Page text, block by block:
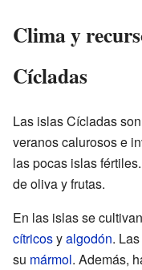
Clima y
Cícladas
Las islas Cícladas
veranos calurosos e
las pocas islas
de oliva y frutas.
En las islas se cultivan
cítricosyalgodón.
su mármol. Además,